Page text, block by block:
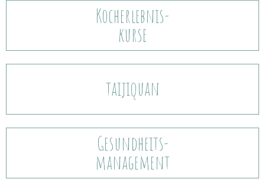
Kocherlebnis-
kurse
taijiquan
Gesundheits-
management